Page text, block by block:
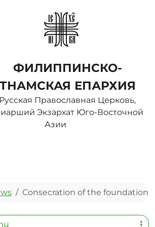
ФИЛИППИНСКО-
ЕПАРХИЯ
Русская Православная Церковь,
Экзархат Юго-Восточной
Азии
Consecration of the foundation